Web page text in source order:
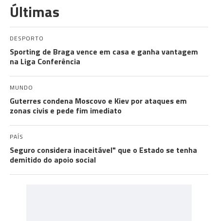
Últimas
DESPORTO
Sporting de Braga vence em casa e ganha vantagem
na Liga Conferência
MUNDO
Guterres condena Moscovo e Kiev por ataques em
zonas civis e pede fim imediato
PAÍS
Seguro considera inaceitável" que o Estado se tenha
demitido do apoio social